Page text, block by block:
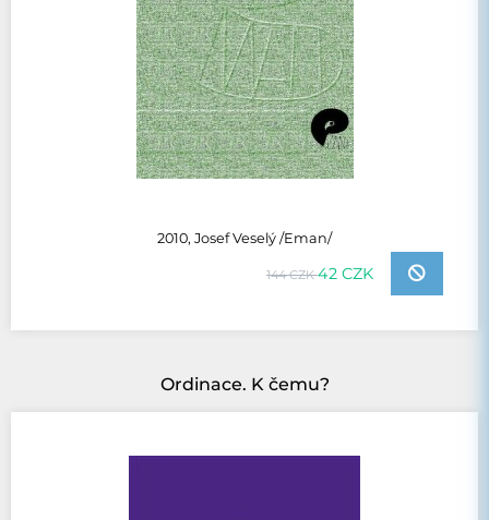
2010, Josef Veselý /Eman/
144 CZK42 CZK
Ordinace. K čemu?